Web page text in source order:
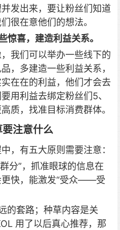
发出来，要让粉丝们知道
很在意他们的想法。
惊喜，建造利益关系。
我们可以举办一些线下的
，多建造一些利益关系，
在在的利益，他们才会去
用利益去绑定粉丝们5、
质，找准目标消费群体。
注意什么
，有五大原则需要注意：
分”，抓准眼球的信息在
更快，能激发“受众——受
的套路；种草内容是关
用了以后真心推荐，那